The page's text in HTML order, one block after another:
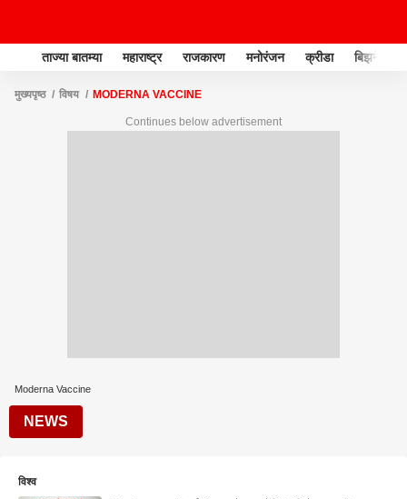
ताज्या बातम्या महाराष्ट्र राजकारण मनोरंजन क्रीडा बिझनेस
मुख्यपृष्ठ विषय MODERNA VACCINE
Continues below advertisement
Moderna Vaccine
NEWS
विश्व